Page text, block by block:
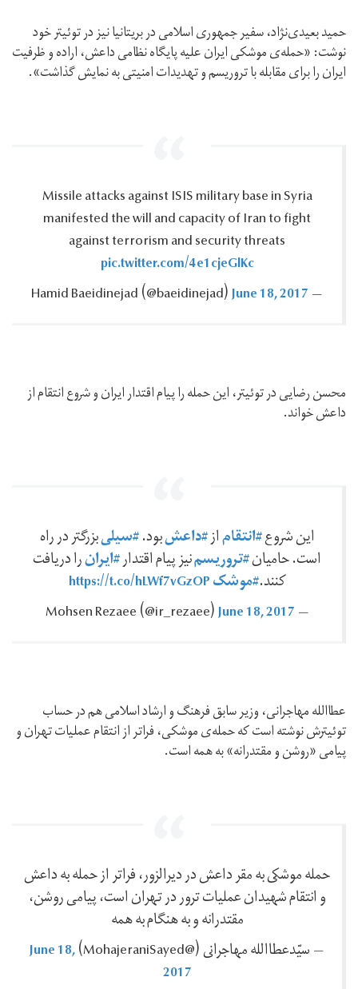
حمید بعیدی‌نژاد، سفیر جمهوری اسلامی در بریتانیا نیز در توئیتر خود
نوشت: «حمله‌ی موشکی ایران علیه پایگاه نظامی داعش، اراده و ظرفیت
ایران را برای مقابله با تروریسم و تهدیدات امنیتی به نمایش گذاشت».
Missile attacks against ISIS military base in Syria
manifested the will and capacity of Iran to fight
against terrorism and security threats
pic.twitter.com/4e1cjeGlKc
— Hamid Baeidinejad ‪(@baeidinejad)‬
June 18, 2017
محسن رضایی در توئیتر، این حمله را پیام اقتدار ایران و شروع انتقام از
داعش خواند.
این شروع#انتقاماز#داعشبود.#سيلیبزرگتر در راه
است. حاميان#تروريسمنيز پيام اقتدار#ايرانرا دريافت
كنند.#موشکhttps://t.co/hLWf7vGzOP
— Mohsen Rezaee ‪(@ir_rezaee)‬
June 18, 2017
عطاالله مهاجرانی، وزیر سابق فرهنگ و ارشاد اسلامی هم در حساب
توئیترش نوشته است که حمله‌ی موشکی، فراتر از انتقام عملیات تهران و
پیامی «روشن و مقتدرانه» به همه است.
حمله موشكى به مقر داعش در ديرالزور، فراتر از حمله به داعش
و انتقام شهيدان عمليات ترور در تهران است، پيامى روشن،
مقتدرانه و به هنگام به همه
— سيّدعطاالله مهاجرانى (@MohajeraniSayed)
June 18,
2017